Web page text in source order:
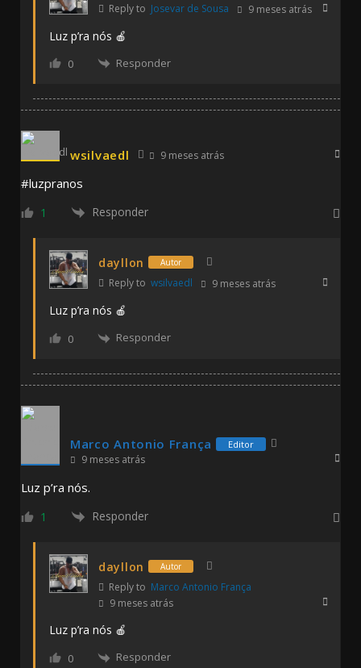
Reply to Josevar de Sousa 9 meses atrás
Luz p’ra nós 🍎
0 Responder
wsilvaedl 9 meses atrás
#luzpranos
1 Responder
dayllon Autor
Reply to wsilvaedl 9 meses atrás
Luz p’ra nós 🍎
0 Responder
Marco Antonio França Editor
9 meses atrás
Luz p’ra nós.
1 Responder
dayllon Autor
Reply to Marco Antonio França
9 meses atrás
Luz p’ra nós 🍎
0 Responder